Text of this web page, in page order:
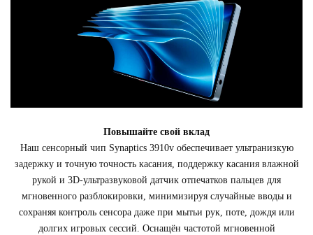
Повышайте свой вклад
Наш сенсорный чип Synaptics 3910v обеспечивает ультранизкую
задержку и точную точность касания, поддержку касания влажной
рукой и 3D-ультразвуковой датчик отпечатков пальцев для
мгновенного разблокировки, минимизируя случайные вводы и
сохраняя контроль сенсора даже при мытьи рук, поте, дождя или
долгих игровых сессий. Оснащён частотой мгновенной